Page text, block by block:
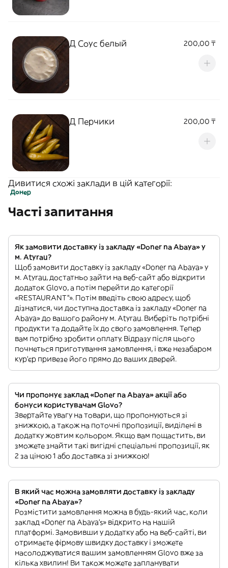
Д Соус белый 200,00 ₸
Д Перчики 200,00 ₸
Дивитися схожі заклади в цій категорії:
Донер
Часті запитання
Як замовити доставку із закладу «Doner na Abaya» у
м. Atyrau?
Щоб замовити доставку із закладу «Doner na Abaya» у
м. Atyrau, достатньо зайти на веб-сайт або відкрити
додаток Glovo, а потім перейти до категорії
«RESTAURANT”». Потім введіть свою адресу, щоб
дізнатися, чи доступна доставка із закладу «Doner na
Abaya» до вашого району м. Atyrau. Виберіть потрібні
продукти та додайте їх до свого замовлення. Тепер
вам потрібно зробити оплату. Відразу після цього
почнеться приготування замовлення, і вже незабаром
кур'єр привезе його прямо до ваших дверей.
Чи пропонує заклад «Doner na Abaya» акції або
бонуси користувачам Glovo?
Звертайте увагу на товари, що пропонуються зі
знижкою, а також на поточні пропозиції, виділені в
додатку жовтим кольором. Якщо вам пощастить, ви
зможете знайти такі вигідні спеціальні пропозиції, як
2 за ціною 1 або доставка зі знижкою!
В який час можна замовляти доставку із закладу
«Doner na Abaya»?
Розмістити замовлення можна в будь-який час, коли
заклад «Doner na Abaya’s» відкрито на нашій
платформі. Замовивши у додатку або на веб-сайті, ви
отримаєте фірмову швидку доставку і зможете
насолоджуватися вашим замовленням Glovo вже за
кілька хвилин! Ви також можете запланувати